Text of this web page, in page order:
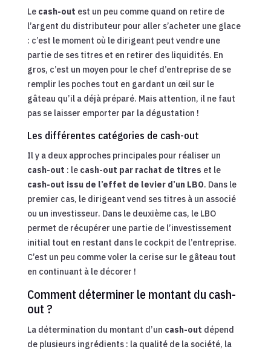
Le cash-out est un peu comme quand on retire de
l’argent du distributeur pour aller s’acheter une glace
: c’est le moment où le dirigeant peut vendre une
partie de ses titres et en retirer des liquidités. En
gros, c’est un moyen pour le chef d’entreprise de se
remplir les poches tout en gardant un œil sur le
gâteau qu’il a déjà préparé. Mais attention, il ne faut
pas se laisser emporter par la dégustation !
Les différentes catégories de cash-out
Il y a deux approches principales pour réaliser un
cash-out : le cash-out par rachat de titres et le
cash-out issu de l’effet de levier d’un LBO. Dans le
premier cas, le dirigeant vend ses titres à un associé
ou un investisseur. Dans le deuxième cas, le LBO
permet de récupérer une partie de l’investissement
initial tout en restant dans le cockpit de l’entreprise.
C’est un peu comme voler la cerise sur le gâteau tout
en continuant à le décorer !
Comment déterminer le montant du cash-
out ?
La détermination du montant d’un cash-out dépend
de plusieurs ingrédients : la qualité de la société, la